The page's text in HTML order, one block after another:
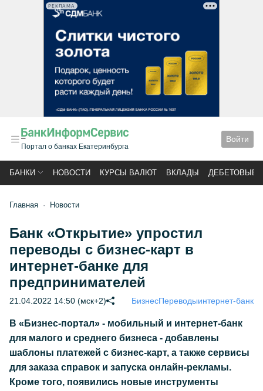
РЕКЛАМА
Портал о банках Екатеринбурга
Войти
БАНКИ НОВОСТИ КУРСЫ ВАЛЮТ ВКЛАДЫ ДЕБЕТОВЫЕ
Главная Новости
Банк «Открытие» упростил
переводы с бизнес-карт в
интернет-банке для
предпринимателей
21.04.2022 14:50 (мск+2) БизнесПереводыинтернет-банк
В «Бизнес-портал» - мобильный и интернет-банк
для малого и среднего бизнеса - добавлены
шаблоны платежей с бизнес-карт, а также сервисы
для заказа справок и запуска онлайн-рекламы.
Кроме того, появились новые инструменты